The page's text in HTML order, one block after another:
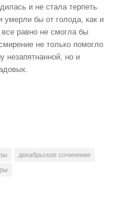
и не стала терпеть
умерли бы от голода, как и
равно не смогла бы
не только помогло
незапятнанной, но и
декабрьское сочинение